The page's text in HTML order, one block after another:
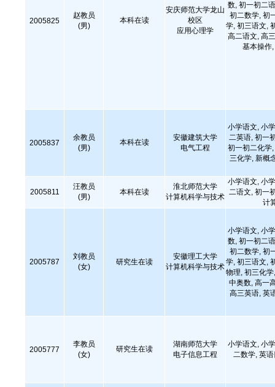
2005825
赵教员
(男)
本科在读
安庆师范大学龙山
校区
应用心理学
数, 初一初二
初二数学, 初
学, 初三语文,
高二语文, 高
基本操作
2005837
余教员
(男)
本科在读
安徽建筑大学
电气工程
小学语文, 小
二英语, 初一
初一初二化学
三化学, 新概
2005811
汪教员
(男)
本科在读
淮北师范大学
计算机科学与技术
小学语文, 小
二语文, 初一
计
2005787
刘教员
(女)
研究生在读
安徽理工大学
计算机科学与技术
小学语文, 小
数, 初一初二
初二数学, 初
学, 初三语文,
物理, 初三化
中奥数, 高一
高三英语, 英
2005777
李教员
(女)
研究生在读
湖南师范大学
电子信息工程
小学语文, 小
二数学, 英